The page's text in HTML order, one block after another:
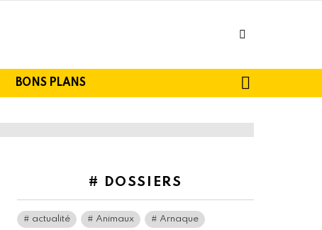
BONS PLANS
# DOSSIERS
actualité Animaux Arnaque